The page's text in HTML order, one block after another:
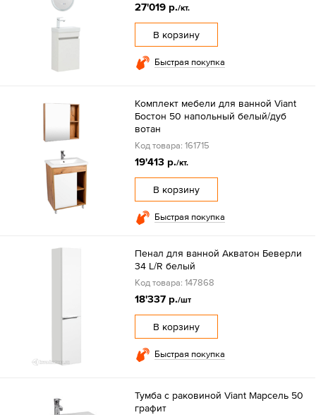
27'019 р./кт.
В корзину
Быстрая покупка
Комплект мебели для ванной Viant
Бостон 50 напольный белый/дуб
вотан
Код товара: 161715
19'413 р./кт.
В корзину
Быстрая покупка
Пенал для ванной Акватон Беверли
34 L/R белый
Код товара: 147868
18'337 р./шт
В корзину
Быстрая покупка
Тумба с раковиной Viant Марсель 50
графит